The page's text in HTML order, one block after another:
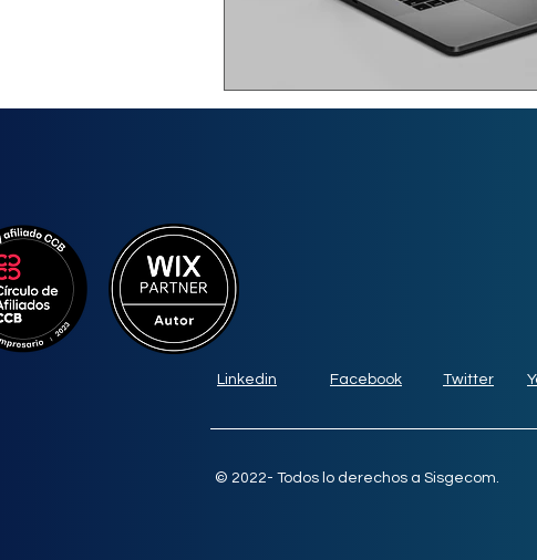
Linkedin Facebook Twitter
© 2022- Todos lo derechos a Sisgecom.